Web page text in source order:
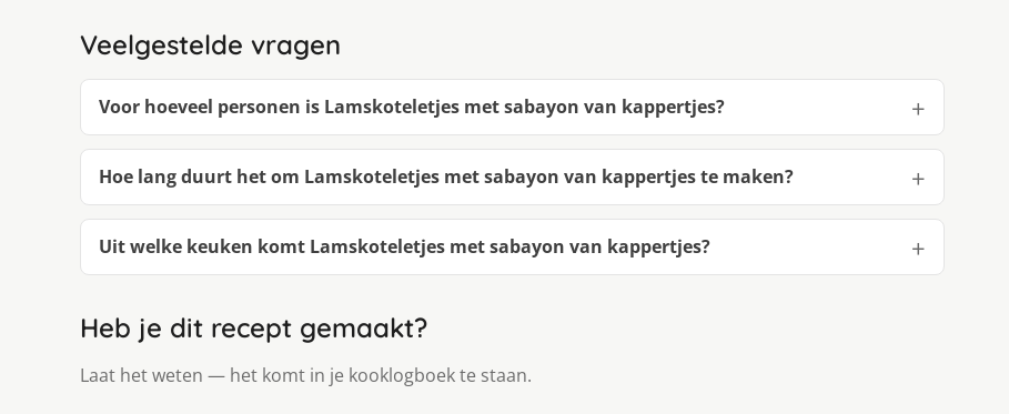
Veelgestelde vragen
Voor hoeveel personen is Lamskoteletjes met sabayon van kappertjes?
Hoe lang duurt het om Lamskoteletjes met sabayon van kappertjes te maken?
Uit welke keuken komt Lamskoteletjes met sabayon van kappertjes?
Heb je dit recept gemaakt?
Laat het weten — het komt in je kooklogboek te staan.